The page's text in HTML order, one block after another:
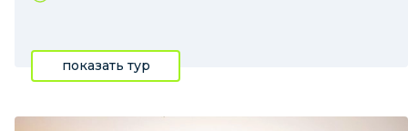
показать тур